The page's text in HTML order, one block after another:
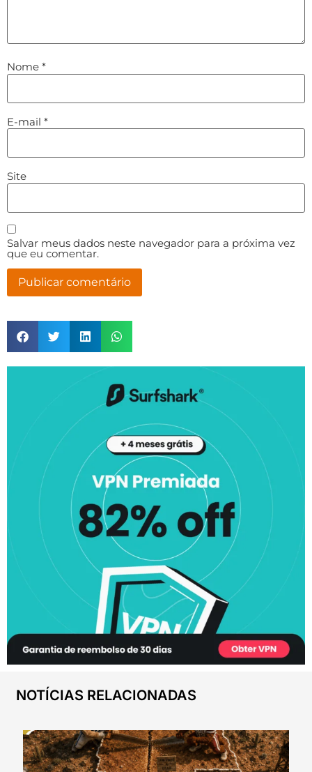
Nome *
E-mail *
Site
Salvar meus dados neste navegador para a próxima vez
que eu comentar.
NOTÍCIAS RELACIONADAS